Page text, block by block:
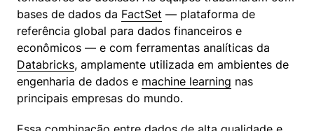
bases de dados da FactSet — plataforma de
referência global para dados financeiros e
Databricks, amplamente utilizada em ambientes de
engenharia de dados e machine learning nas
principais empresas do mundo.